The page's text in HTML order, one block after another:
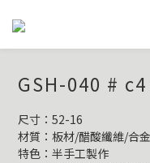
GSH-040 #
尺寸：52-16
材質：板材/醋酸纖維/合金
特色：半手工製作